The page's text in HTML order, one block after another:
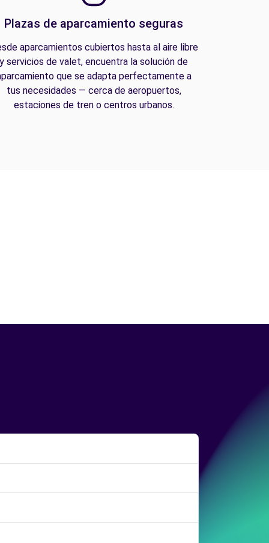
Plazas de aparcamiento seguras
aparcamientos cubiertos hasta al aire libre
y servicios de valet, encuentra la solución de
que se adapta perfectamente a
tus necesidades — cerca de aeropuertos,
estaciones de tren o centros urbanos.